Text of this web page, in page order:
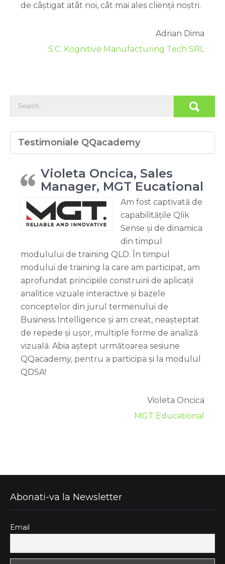
de câștigat atât noi, cât mai ales clienții noștri.
Adrian Dima
S.C. Kognitive Manufacturing Tech SRL
Testimoniale QQacademy
Violeta Oncica, Sales
Manager, MGT Eucational
Am fost captivată de
capabilitățile Qlik
Sense și de dinamica
din timpul
modulului de training QLD. În timpul
modului de training la care am participat, am
aprofundat principiile construirii de aplicații
analitice vizuale interactive și bazele
conceptelor din jurul termenului de
Business Intelligence și am creat, neașteptat
de repede și ușor, multiple forme de analiză
vizuală. Abia aștept următoarea sesiune
QQacademy, pentru a participa și la modulul
QDSA!
Violeta Oncica
MGT Educational
Abonati-va la Newsletter
Email